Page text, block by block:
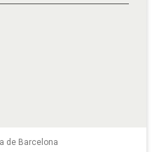
de Barcelona